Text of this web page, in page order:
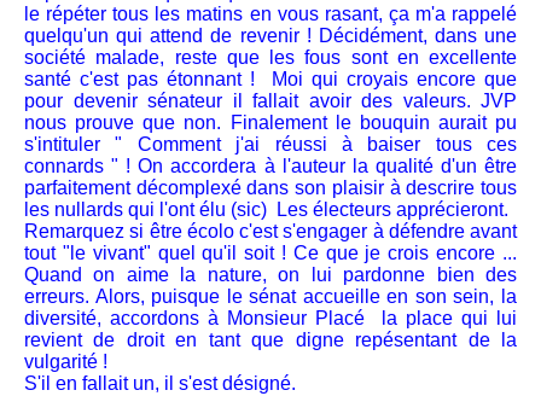
le répéter tous les matins en vous rasant, ça m'a rappelé
quelqu'un qui attend de revenir ! Décidément, dans une
société malade, reste que les fous sont en excellente
santé c'est pas étonnant ! Moi qui croyais encore que
pour devenir sénateur il fallait avoir des valeurs. JVP
nous prouve que non. Finalement le bouquin aurait pu
s'intituler " Comment j'ai réussi à baiser tous ces
connards " ! On accordera à l'auteur la qualité d'un être
parfaitement décomplexé dans son plaisir à descrire tous
les nullards qui l'ont élu (sic) Les électeurs apprécieront.
Remarquez si être écolo c'est s'engager à défendre avant
tout "le vivant" quel qu'il soit ! Ce que je crois encore ...
Quand on aime la nature, on lui pardonne bien des
erreurs. Alors, puisque le sénat accueille en son sein, la
diversité, accordons à Monsieur Placé la place qui lui
revient de droit en tant que digne repésentant de la
vulgarité !
S'il en fallait un, il s'est désigné.